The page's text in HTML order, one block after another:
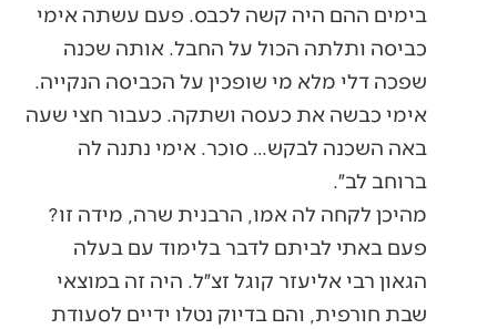
בימים ההם היה קשה לכבס. פעם עשתה אימי
כביסה ותלתה הכול על החבל. אותה שכנה
שפכה דלי מלא מי שופכין על הכביסה הנקייה.
אימי כבשה את כעסה ושתקה. כעבור חצי שעה
באה השכנה לבקש… סוכר. אימי נתנה לה
ברוחב לב״.
מהיכן לקחה לה אמו, הרבנית שרה, מידה זו?
פעם באתי לביתם לדבר בלימוד עם בעלה
הגאון רבי אליעזר קוגל זצ״ל. היה זה במוצאי
שבת חורפית, והם בדיוק נטלו ידיים לסעודת